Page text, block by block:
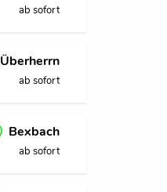
ab sofort
Überherrn
ab sofort
Bexbach
ab sofort